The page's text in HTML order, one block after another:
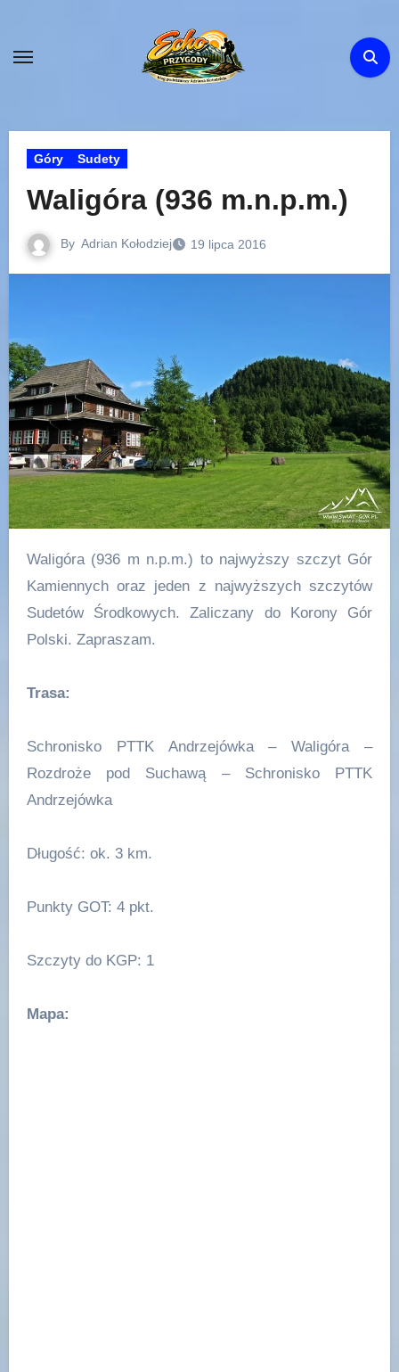
content
Góry Sudety
Waligóra (936 m.n.p.m.)
By Adrian Kołodziej 19 lipca 2016
Waligóra (936 m n.p.m.) to najwyższy szczyt Gór
Kamiennych oraz jeden z najwyższych szczytów
Sudetów Środkowych. Zaliczany do Korony Gór
Polski. Zapraszam.
Trasa:
Schronisko PTTK Andrzejówka – Waligóra –
Rozdroże pod Suchawą – Schronisko PTTK
Andrzejówka
Długość: ok. 3 km.
Punkty GOT: 4 pkt.
Szczyty do KGP: 1
Mapa: